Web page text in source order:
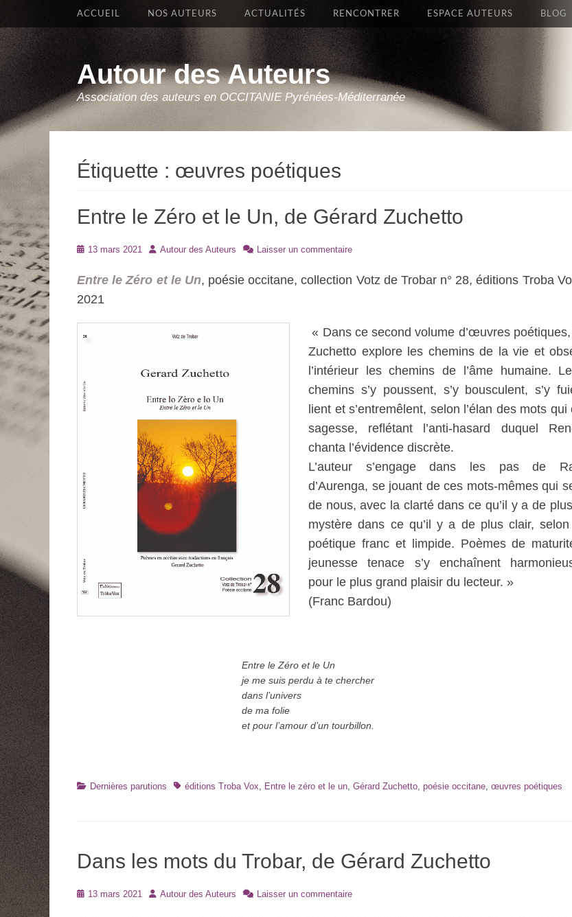
Autour des Auteurs
Association des auteurs en OCCITANIE Pyrénées-Méditerranée
Premier Menu
Aller
ACCUEIL NOS AUTEURS ACTUALITÉS RENCONTRER ESPACE AUTEURS BLOG
Étiquette : œuvres poétiques
Entre le Zéro et le Un, de Gérard Zuchetto
Posté13 mars 2021 Auteur
Autour des Auteurs Laisser un commentaire
Entre le Zéro et le Un, poésie occitane, collection Votz de Trobar n° 28, éditions Troba
2021
« Dans ce second volume d’œuvres
Zuchetto explore les chemins de la vie et
l’intérieur les chemins de l’âme humaine.
chemins s’y poussent, s’y bousculent, s’y
lient et s’entremêlent, selon l’élan des mots
sagesse, reflétant l’anti-hasard duquel
chanta l’évidence discrète.
L’auteur s’engage dans les pas de
d’Aurenga, se jouant de ces mots-mêmes qui
de nous, avec la clarté dans ce qu’il y a de
mystère dans ce qu’il y a de plus clair,
poétique franc et limpide. Poèmes de
jeunesse tenace s’y enchaînent
pour le plus grand plaisir du lecteur. »
(Franc Bardou)
Entre le Zéro et le Un
je me suis perdu à te chercher
dans l’univers
de ma folie
et pour l’amour d’un tourbillon.
Catégories
Dernières parutions Tagséditions Troba Vox, Entre le zéro et le un, Gérard Zuchetto, poésie occitane, œuvres poétiques
Dans les mots du Trobar, de Gérard Zuchetto
Posté13 mars 2021 Auteur
Autour des Auteurs Laisser un commentaire